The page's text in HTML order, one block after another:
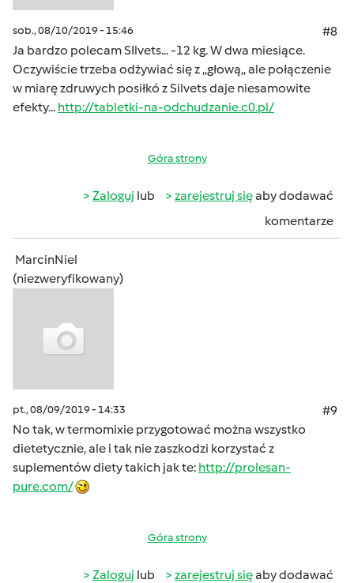
sob., 08/10/2019 - 15:46
#8
Ja bardzo polecam SIlvets... -12 kg. W dwa miesiące.
Oczywiście trzeba odżywiać się z ,,głową,, ale połączenie
w miarę zdruwych posiłkó z Silvets daje niesamowite
efekty... http://tabletki-na-odchudzanie.c0.pl/
Góra strony
Zaloguj lub zarejestruj sięaby dodawać
komentarze
MarcinNiel
(niezweryfikowany)
pt., 08/09/2019 - 14:33
#9
No tak, w termomixie przygotować można wszystko
dietetycznie, ale i tak nie zaszkodzi korzystać z
suplementów diety takich jak te: http://prolesan-
pure.com/
Góra strony
Zaloguj lub zarejestruj sięaby dodawać